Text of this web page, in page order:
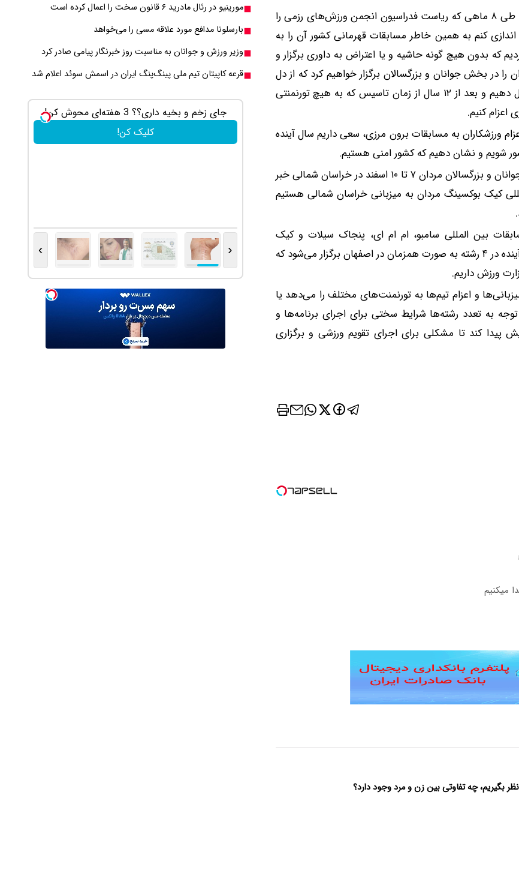
به گزارش 24 آنلاین، افشین چگینی در گفت‌وگو با ایسنا، اظهار کرد: طی ۸ ماهی که ریاست فدراسیون انجمن ورزش‌های رزمی را
اندازی کنم به همین خاطر مسابقات قهرمانی کشور آن را به
که بدون هیچ گونه حاشیه و یا اعتراض به داوری برگزار و
در بخش جوانان و بزرگسالان برگزار خواهیم کرد که از دل
این دو مسابقه سعی داریم تیم ملی بانوان کیک بوکسینگ را تشکیل دهیم و بعد از ۱۲ سال از زمان تاسیس که به هیچ تورنمنتی
اعزام کنیم.
ورزشکاران به مسابقات برون مرزی، سعی داریم سال آینده
شویم و نشان دهیم که کشور امنی هستیم.
چگینی از میزبانی مسابقات بین المللی کیک بوکسینگ در رده سنی جوانان و بزرگسالان مردان ۷ تا ۱۰ اسفند در خراسان شمالی خبر
کیک بوکسینگ مردان به میزبانی خراسان شمالی هستیم
بین المللی سامبو، ام ام ای، پنجاک سیلات و کیک
بوکسینگ سال آینده در اصفهان خبر داد و افزود: این مسابقات سال آینده در ۴ رشته به صورت همزمان در اصفهان برگزار می‌شود که
ورزش داریم.
و اعزام تیم‌ها به تورنمنت‌های مختلف را می‌دهد یا
۱۲ میلیارد تومان بود که با توجه به تعدد رشته‌ها شرایط سختی برای اجرای برنامه‌ها و
این بودجه در سال آینده تا ۳ برابر افزایش پیدا کند تا مشکلی برای اجرای تقویم ورزشی و برگزاری
میکنیم
بگیریم، چه تفاوتی بین زن و مرد وجود دارد؟
مورینیو در رئال مادرید ۶ قانون سخت را اعمال کرده است
بارسلونا مدافع مورد علاقه مسی را می‌خواهد
وزیر ورزش و جوانان به مناسبت روز خبرنگار پیامی صادر کرد
قرعه کاپیتان تیم ملی پینگ‌پنگ ایران در اسمش سوئد اعلام شد
جای زخم و بخیه داری؟؟ 3 هفته‌ای محوش کن!
کلیک کن!
‹
›